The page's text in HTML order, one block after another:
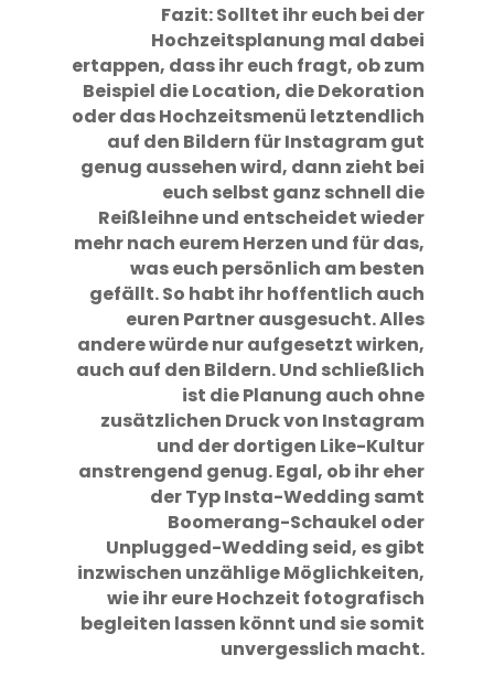
Fazit: Solltet ihr euch bei der
Hochzeitsplanung mal dabei
ertappen, dass ihr euch fragt, ob zum
Beispiel die Location, die Dekoration
oder das Hochzeitsmenü letztendlich
auf den Bildern für Instagram gut
genug aussehen wird, dann zieht bei
euch selbst ganz schnell die
Reißleihne und entscheidet wieder
mehr nach eurem Herzen und für das,
was euch persönlich am besten
gefällt. So habt ihr hoffentlich auch
euren Partner ausgesucht. Alles
andere würde nur aufgesetzt wirken,
auch auf den Bildern. Und schließlich
ist die Planung auch ohne
zusätzlichen Druck von Instagram
und der dortigen Like-Kultur
anstrengend genug. Egal, ob ihr eher
der Typ Insta-Wedding samt
Boomerang-Schaukel oder
Unplugged-Wedding seid, es gibt
inzwischen unzählige Möglichkeiten,
wie ihr eure Hochzeit fotografisch
begleiten lassen könnt und sie somit
unvergesslich macht.